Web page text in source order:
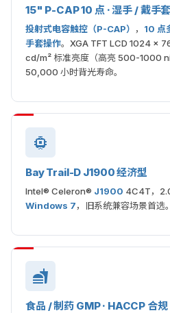
15" P-CAP 10 点 · 湿手 / 戴手套
投射式电容触控（P-CAP） ， 10 点
手套操作。XGA TFT LCD 1024 ×
cd/m² 标准亮度（高亮 500-1000
50,000 小时背光寿命。
Bay Trail-D J1900 经济型
Intel® Celeron® J1900 4C4T，
Windows 7，旧系统兼容场景首选。
食品 / 制药 GMP · HACCP 合规